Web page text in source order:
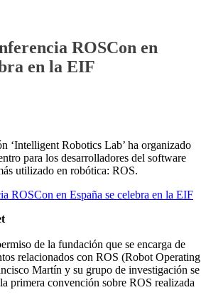
ROSCon en
en la EIF
‘Intelligent Robotics Lab’ ha organizado
para los desarrolladores del software
utilizado en robótica: ROS.
de la fundación que se encarga de
relacionados con ROS (Robot Operating
Martín y su grupo de investigación se
primera convención sobre ROS realizada